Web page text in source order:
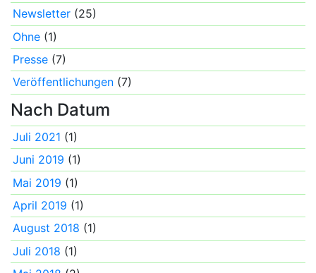
Newsletter (25)
Ohne (1)
Presse (7)
Veröffentlichungen (7)
Nach Datum
Juli 2021 (1)
Juni 2019 (1)
Mai 2019 (1)
April 2019 (1)
August 2018 (1)
Juli 2018 (1)